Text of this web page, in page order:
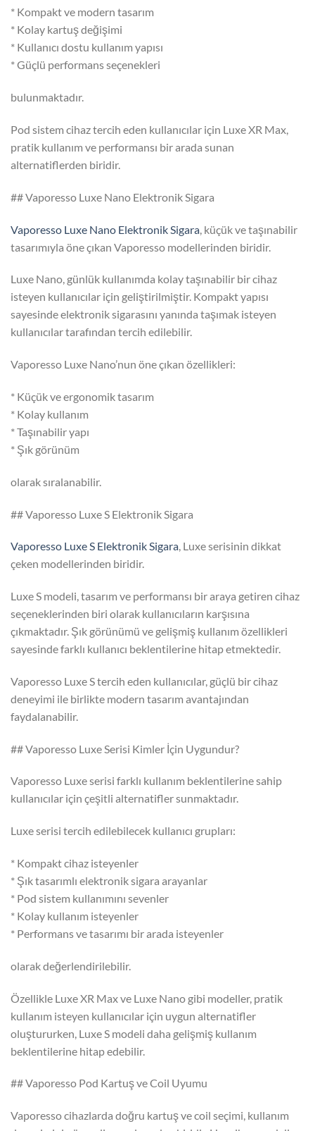
* Kompakt ve modern tasarım
* Kolay kartuş değişimi
* Kullanıcı dostu kullanım yapısı
* Güçlü performans seçenekleri
bulunmaktadır.
Pod sistem cihaz tercih eden kullanıcılar için Luxe XR Max,
pratik kullanım ve performansı bir arada sunan
alternatiflerden biridir.
## Vaporesso Luxe Nano Elektronik Sigara
Vaporesso Luxe Nano Elektronik Sigara , küçük ve taşınabilir
tasarımıyla öne çıkan Vaporesso modellerinden biridir.
Luxe Nano, günlük kullanımda kolay taşınabilir bir cihaz
isteyen kullanıcılar için geliştirilmiştir. Kompakt yapısı
sayesinde elektronik sigarasını yanında taşımak isteyen
kullanıcılar tarafından tercih edilebilir.
Vaporesso Luxe Nano’nun öne çıkan özellikleri:
* Küçük ve ergonomik tasarım
* Kolay kullanım
* Taşınabilir yapı
* Şık görünüm
olarak sıralanabilir.
## Vaporesso Luxe S Elektronik Sigara
Vaporesso Luxe S Elektronik Sigara, Luxe serisinin dikkat
çeken modellerinden biridir.
Luxe S modeli, tasarım ve performansı bir araya getiren cihaz
seçeneklerinden biri olarak kullanıcıların karşısına
çıkmaktadır. Şık görünümü ve gelişmiş kullanım özellikleri
sayesinde farklı kullanıcı beklentilerine hitap etmektedir.
Vaporesso Luxe S tercih eden kullanıcılar, güçlü bir cihaz
deneyimi ile birlikte modern tasarım avantajından
faydalanabilir.
## Vaporesso Luxe Serisi Kimler İçin Uygundur?
Vaporesso Luxe serisi farklı kullanım beklentilerine sahip
kullanıcılar için çeşitli alternatifler sunmaktadır.
Luxe serisi tercih edilebilecek kullanıcı grupları:
* Kompakt cihaz isteyenler
* Şık tasarımlı elektronik sigara arayanlar
* Pod sistem kullanımını sevenler
* Kolay kullanım isteyenler
* Performans ve tasarımı bir arada isteyenler
olarak değerlendirilebilir.
Özellikle Luxe XR Max ve Luxe Nano gibi modeller, pratik
kullanım isteyen kullanıcılar için uygun alternatifler
oluştururken, Luxe S modeli daha gelişmiş kullanım
beklentilerine hitap edebilir.
## Vaporesso Pod Kartuş ve Coil Uyumu
Vaporesso cihazlarda doğru kartuş ve coil seçimi, kullanım